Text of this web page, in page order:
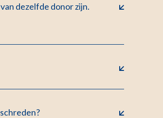
dezelfde donor zijn.